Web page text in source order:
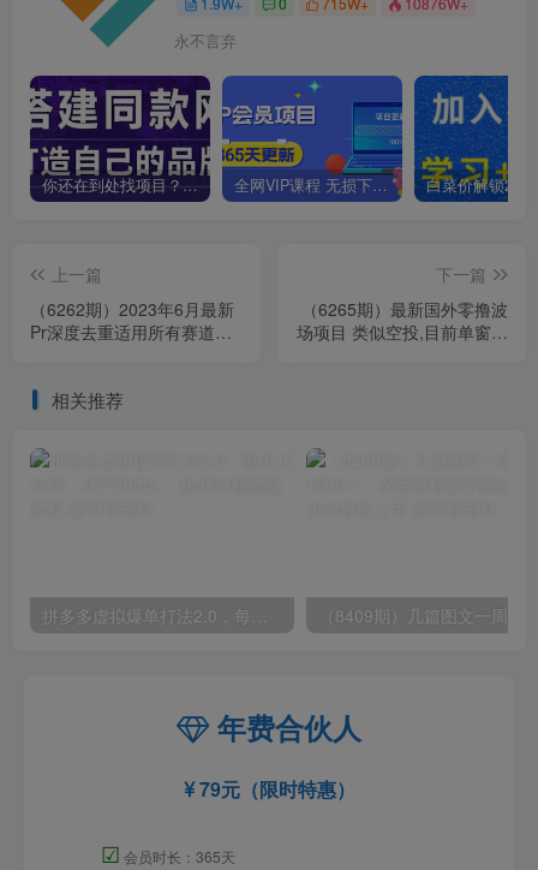
永不言弃
你还在到处找项目？还在当韭菜？我靠卖项目一个月收入5万+，曾经我也是个失败者。 全网VIP课程 无损下载~
上一篇
（6262期）2023年6月最新
Pr深度去重适用所有赛道，
下一篇
（6265期）最新国外零撸波
场项目 类似空投,目前单窗口
相关推荐
年费合伙人
79元（限时特惠）
☑ 会员时长：365天